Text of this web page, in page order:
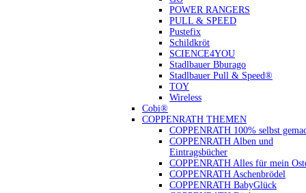
POWER RANGERS
PULL & SPEED
Pustefix
Schildkröt
SCIENCE4YOU
Stadlbauer Bburago
Stadlbauer Pull & Speed®
TOY
Wireless
Cobi®
COPPENRATH THEMEN
COPPENRATH 100% selbst
COPPENRATH Alben und
Eintragsbücher
COPPENRATH Alles für mein
COPPENRATH Aschenbrödel
COPPENRATH BabyGlück